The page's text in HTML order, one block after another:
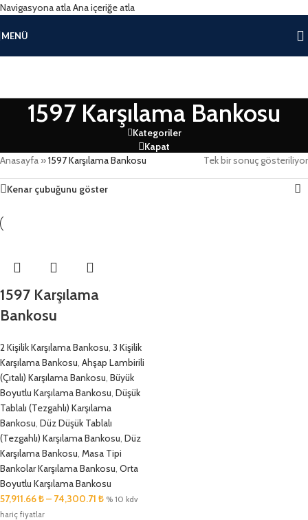
Navigasyona atlaAna içeriğe atla
MENÜ
1597 Karşılama Bankosu
Kategoriler
Kapat
Anasayfa »1597 Karşılama Bankosu Tek bir sonuç gösteriliyor
Kenar çubuğunu göster
1597 Karşılama
Bankosu
2 Kişilik Karşılama Bankosu 3 Kişilik
Karşılama Bankosu Ahşap Lambirili
(Çıtalı) Karşılama Bankosu Büyük
Boyutlu Karşılama Bankosu Düşük
Tablalı (Tezgahlı) Karşılama
Bankosu Düz Düşük Tablalı
(Tezgahlı) Karşılama Bankosu Düz
Karşılama Bankosu Masa Tipi
Bankolar Karşılama Bankosu Orta
Boyutlu Karşılama Bankosu
57,911.66₺– 74,300.71 ₺ % 10 kdv
hariç fiyatlar